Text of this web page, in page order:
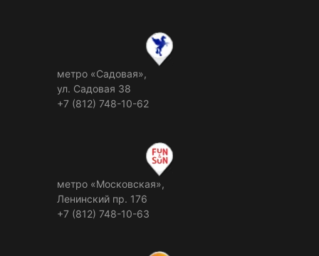
метро «Садовая»,
ул. Садовая 38
+7 (812) 748-10-62
метро «Московская»,
Ленинский пр. 176
+7 (812) 748-10-63